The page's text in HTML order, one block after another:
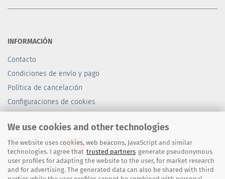
We use cookies and other technologies
The website uses cookies, web beacons, JavaScript and similar
technologies. I agree that trusted partners generate pseudonymous
user profiles for adapting the website to the user, for market research
and for advertising. The generated data can also be shared with third
INFORMACIÓN
Contacto
Condiciones de envío y pago
Política de cancelación
Configuraciones de cookies
REDES SOCIALES